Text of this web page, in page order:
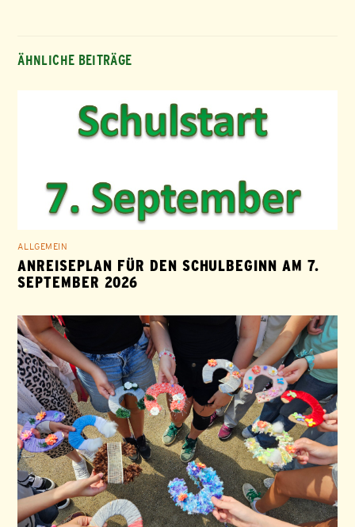
ÄHNLICHE BEITRÄGE
ALLGEMEIN
ANREISEPLAN FÜR DEN SCHULBEGINN AM 7.
SEPTEMBER 2026